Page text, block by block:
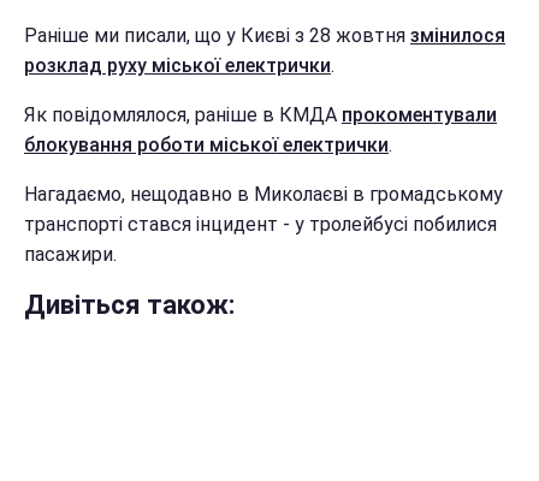
Раніше ми писали, що у Києві з 28 жовтня змінилося
розклад руху міської електрички.
Як повідомлялося, раніше в КМДА прокоментували
блокування роботи міської електрички.
Нагадаємо, нещодавно в Миколаєві в громадському
транспорті стався інцидент - у тролейбусі побилися
пасажири.
Дивіться також: